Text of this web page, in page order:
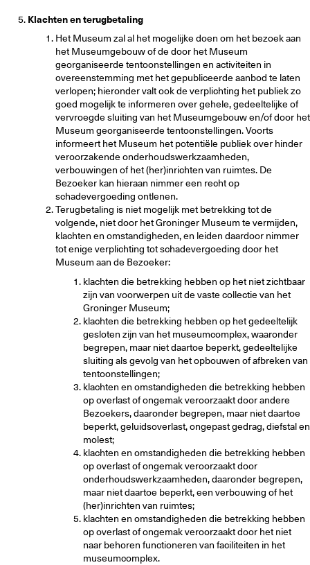
Klachten en terugbetaling
Het Museum zal al het mogelijke doen om het bezoek aan
het Museumgebouw of de door het Museum
georganiseerde tentoonstellingen en activiteiten in
overeenstemming met het gepubliceerde aanbod te laten
verlopen; hieronder valt ook de verplichting het publiek zo
goed mogelijk te informeren over gehele, gedeeltelijke of
vervroegde sluiting van het Museumgebouw en/of door het
Museum georganiseerde tentoonstellingen. Voorts
informeert het Museum het potentiële publiek over hinder
veroorzakende onderhoudswerkzaamheden,
verbouwingen of het (her)inrichten van ruimtes. De
Bezoeker kan hieraan nimmer een recht op
schadevergoeding ontlenen.
Terugbetaling is niet mogelijk met betrekking tot de
volgende, niet door het Groninger Museum te vermijden,
klachten en omstandigheden, en leiden daardoor nimmer
tot enige verplichting tot schadevergoeding door het
Museum aan de Bezoeker:
klachten die betrekking hebben op het niet zichtbaar
zijn van voorwerpen uit de vaste collectie van het
Groninger Museum;
klachten die betrekking hebben op het gedeeltelijk
gesloten zijn van het museumcomplex, waaronder
begrepen, maar niet daartoe beperkt, gedeeltelijke
sluiting als gevolg van het opbouwen of afbreken van
tentoonstellingen;
klachten en omstandigheden die betrekking hebben
op overlast of ongemak veroorzaakt door andere
Bezoekers, daaronder begrepen, maar niet daartoe
beperkt, geluidsoverlast, ongepast gedrag, diefstal en
molest;
klachten en omstandigheden die betrekking hebben
op overlast of ongemak veroorzaakt door
onderhoudswerkzaamheden, daaronder begrepen,
maar niet daartoe beperkt, een verbouwing of het
(her)inrichten van ruimtes;
klachten en omstandigheden die betrekking hebben
op overlast of ongemak veroorzaakt door het niet
naar behoren functioneren van faciliteiten in het
museumcomplex.